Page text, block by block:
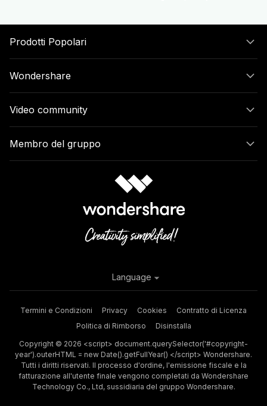
Prodotti Popolari
Wondershare
Video community
Membro del gruppo
Termini e Condizioni Privacy Cookies
Contratto di Licenza
Politica di Rimborso
Disinstalla
Copyright © 2026 <script> document.querySelector('#copyright-
year').outerHTML = new Date().getFullYear() </script> Wondershare.
Tutti i diritti riservati. Il processo d'ordine, l'emissione fiscale e la
fatturazione all'utente finale vengono completati da Wondershare
Technology Co., Ltd, sussidiaria del gruppo Wondershare.
Language